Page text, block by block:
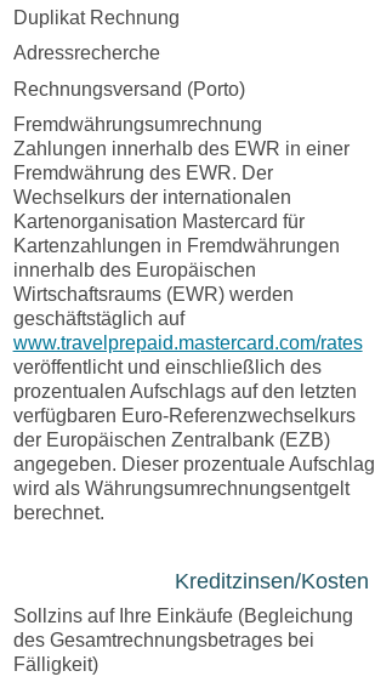
Duplikat Rechnung
Adressrecherche
Rechnungsversand (Porto)
Fremdwährungs­umrechnung
Zahlungen innerhalb des EWR in einer
Fremdwährung des EWR. Der
Wechselkurs der internationalen
Kartenorganisation Mastercard für
Kartenzahlungen in Fremdwährungen
innerhalb des Europäischen
Wirtschaftsraums (EWR) werden
geschäftstäglich auf
www.travelprepaid.mastercard.com/rates
veröffentlicht und einschließlich des
prozentualen Aufschlags auf den letzten
verfügbaren Euro-Referenzwechselkurs
der Europäischen Zentralbank (EZB)
angegeben. Dieser prozentuale Aufschlag
wird als Währungs­umrechnungs­entgelt
berechnet.
Kreditzinsen/Kosten
Sollzins auf Ihre Einkäufe (Begleichung
des Gesamtrechnungsbetrages bei
Fälligkeit)